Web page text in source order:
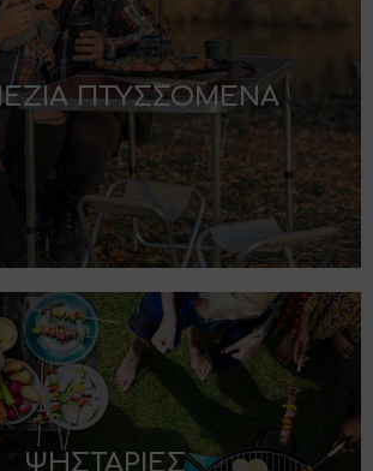
ΠΤΥΣΣΟΜΕΝΑ
ΨΗΣΤΑΡΙΕΣ